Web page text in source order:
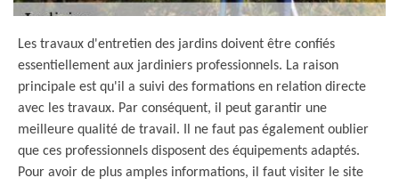
Les travaux d'entretien des jardins doivent être confiés
essentiellement aux jardiniers professionnels. La raison
principale est qu'il a suivi des formations en relation directe
avec les travaux. Par conséquent, il peut garantir une
meilleure qualité de travail. Il ne faut pas également oublier
que ces professionnels disposent des équipements adaptés.
Pour avoir de plus amples informations, il faut visiter le site